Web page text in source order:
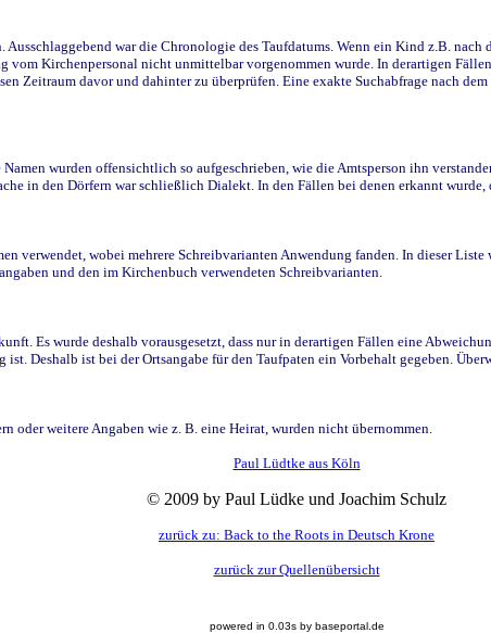
war die Chronologie des Taufdatums. Wenn ein Kind z.B.
vom Kirchenpersonal nicht unmittelbar vorgenommen wurde. In derartigen
Zeitraum davor und dahinter zu überprüfen. Eine exakte Suchabfrage nach
wurden offensichtlich so aufgeschrieben, wie die Amtsperson ihn
in den Dörfern war schließlich Dialekt. In den Fällen bei denen erkannt
verwendet, wobei mehrere Schreibvarianten Anwendung fanden. In dieser
und den im Kirchenbuch verwendeten Schreibvarianten.
Es wurde deshalb vorausgesetzt, dass nur in derartigen Fällen eine
Deshalb ist bei der Ortsangabe für den Taufpaten ein Vorbehalt gegeben.
oder weitere Angaben wie z. B. eine Heirat, wurden nicht übernommen.
Paul Lüdtke aus Köln
© 2009 by Paul Lüdke und Joachim Schulz
zurück zu: Back to the Roots in Deutsch Krone
zurück zur Quellenübersicht
powered in 0.03s by baseportal.de